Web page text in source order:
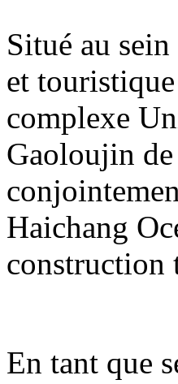
Situé au
et
complexe
Gaoloujin
Haichang
construction
En tant que